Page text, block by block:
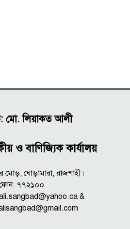
মো. লিয়াকত আলী
ও বাণিজ্যিক কার্যালয়
মোড়, ঘোড়ামারা, রাজশাহী।
৭৭২১০০
&